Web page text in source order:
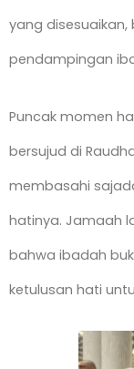
yang
pendampingan
Puncak momen
bersujud di
membasahi
hatinya. Jamaah
bahwa ibadah
ketulusan hati